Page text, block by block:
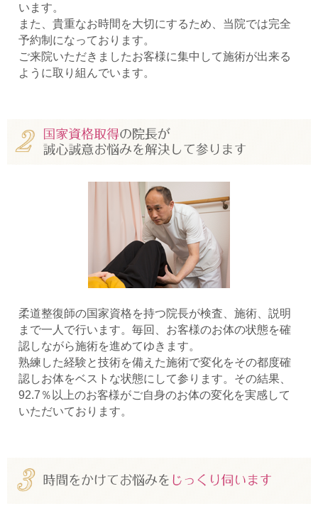
います。
また、貴重なお時間を大切にするため、当院では完全
予約制になっております。
ご来院いただきましたお客様に集中して施術が出来る
ように取り組んでいます。
柔道整復師の国家資格を持つ院長が検査、施術、説明
まで一人で行います。毎回、お客様のお体の状態を確
認しながら施術を進めてゆきます。
熟練した経験と技術を備えた施術で変化をその都度確
認しお体をベストな状態にして参ります。その結果、
92.7％以上のお客様がご自身のお体の変化を実感して
いただいております。